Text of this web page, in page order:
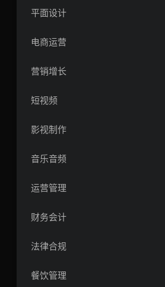
平面设计
电商运营
营销增长
短视频
影视制作
音乐音频
运营管理
财务会计
法律合规
餐饮管理